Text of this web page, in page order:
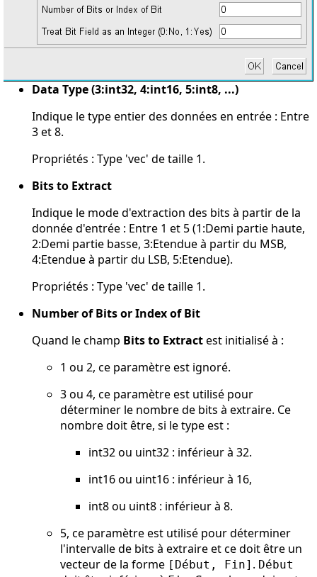
Data Type (3:int32, 4:int16, 5:int8, ...)
Indique le type entier des données en entrée : Entre
3 et 8.
Propriétés : Type 'vec' de taille 1.
Bits to Extract
Indique le mode d'extraction des bits à partir de la
donnée d'entrée : Entre 1 et 5 (1:Demi partie haute,
2:Demi partie basse, 3:Etendue à partir du MSB,
4:Etendue à partir du LSB, 5:Etendue).
Propriétés : Type 'vec' de taille 1.
Number of Bits or Index of Bit
Quand le champ Bits to Extractest initialisé à :
1 ou 2, ce paramètre est ignoré.
3 ou 4, ce paramètre est utilisé pour
déterminer le nombre de bits à extraire. Ce
nombre doit être, si le type est :
int32 ou uint32 : inférieur à 32.
int16 ou uint16 : inférieur à 16,
int8 ou uint8 : inférieur à 8.
5, ce paramètre est utilisé pour déterminer
l'intervalle de bits à extraire et ce doit être un
vecteur de la forme [Début, Fin] . Début